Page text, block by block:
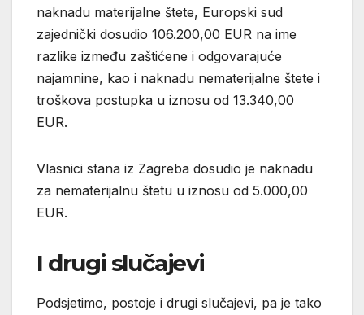
naknadu materijalne štete, Europski sud
zajednički dosudio 106.200,00 EUR na ime
razlike između zaštićene i odgovarajuće
najamnine, kao i naknadu nematerijalne štete i
troškova postupka u iznosu od 13.340,00
EUR.
Vlasnici stana iz Zagreba dosudio je naknadu
za nematerijalnu štetu u iznosu od 5.000,00
EUR.
I drugi slučajevi
Podsjetimo, postoje i drugi slučajevi, pa je tako